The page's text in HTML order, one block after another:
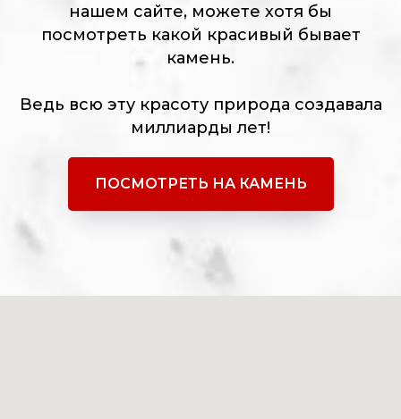
нашем сайте, можете хотя бы
посмотреть какой красивый бывает
камень.
Ведь всю эту красоту природа создавала
миллиарды лет!
ПОСМОТРЕТЬ НА КАМЕНЬ